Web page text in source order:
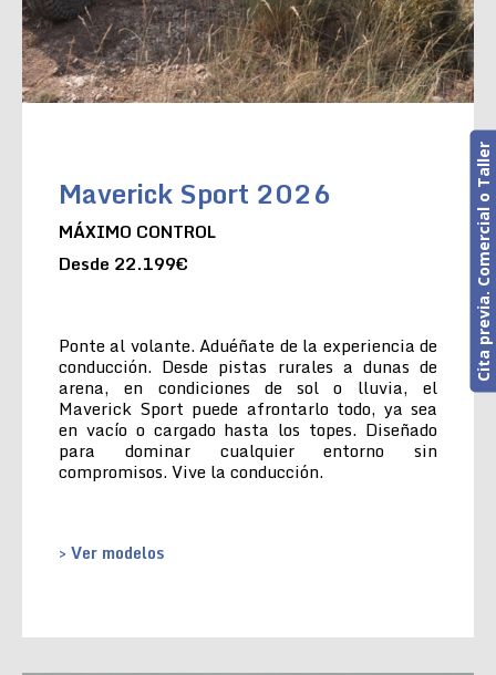
Maverick Sport 2026
MÁXIMO CONTROL
Desde 22.199€
Ponte al volante. Aduéñate de la experiencia de
conducción. Desde pistas rurales a dunas de
arena, en condiciones de sol o lluvia, el
Maverick Sport puede afrontarlo todo, ya sea
en vacío o cargado hasta los topes. Diseñado
para dominar cualquier entorno sin
compromisos. Vive la conducción.
> Ver modelos
Cita previa. Comercial o Taller